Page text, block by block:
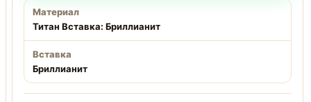
Материал
Титан Вставка: Бриллианит
Вставка
Бриллианит